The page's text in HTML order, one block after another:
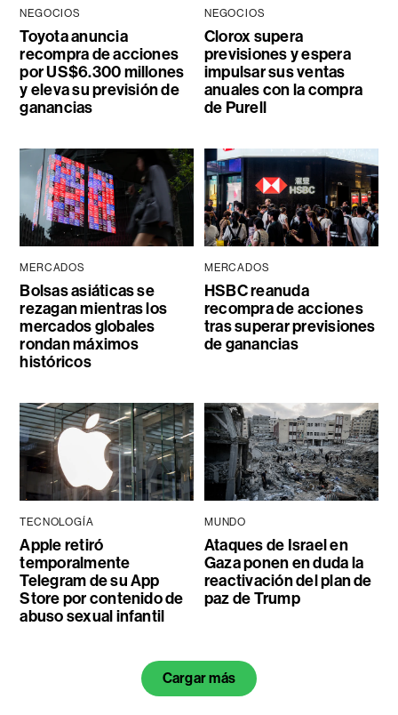
NEGOCIOS
Toyota anuncia
recompra de acciones
por US$6.300 millones
y eleva su previsión de
ganancias
NEGOCIOS
Clorox supera
previsiones y espera
impulsar sus ventas
anuales con la compra
de Purell
MERCADOS
Bolsas asiáticas se
rezagan mientras los
mercados globales
rondan máximos
históricos
MERCADOS
HSBC reanuda
recompra de acciones
tras superar previsiones
de ganancias
TECNOLOGÍA
Apple retiró
temporalmente
Telegram de su App
Store por contenido de
abuso sexual infantil
MUNDO
Ataques de Israel en
Gaza ponen en duda la
reactivación del plan de
paz de Trump
Cargar más